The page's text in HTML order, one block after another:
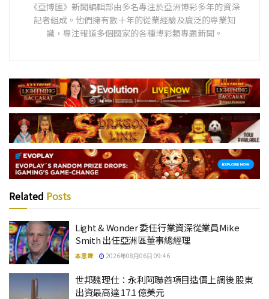
《亞博匯》新聞編輯部由多名專注於亞洲博彩多年的資深
記者組成。他們擁有數十年的從業經驗及廣泛的專業知
識，專注報道多個國家的各種博彩類專題新聞。
Related Posts
Light & Wonder 委任行業資深從業員Mike
Smith 出任亞洲區董事總經理
本思齊 2026年08月06日 09:46
世邦魏理仕：永利阿聯酋項目造價上調後 股東
出資最高達 17.1 億美元